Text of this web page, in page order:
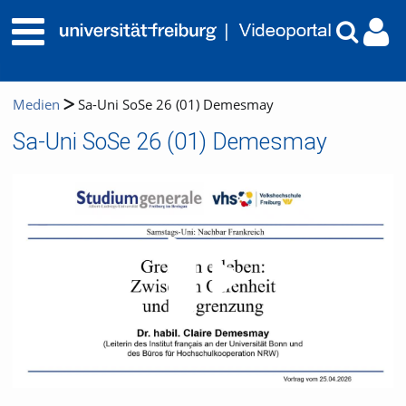
Medien Sa-Uni SoSe 26 (01) Demesmay
Sa-Uni SoSe 26 (01) Demesmay